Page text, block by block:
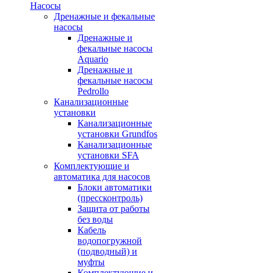
Насосы
Дренажные и фекальные
насосы
Дренажные и
фекальные насосы
Aquario
Дренажные и
фекальные насосы
Pedrollo
Канализационные
установки
Канализационные
установки Grundfos
Канализационные
установки SFA
Комплектующие и
автоматика для насосов
Блоки автоматики
(прессконтроль)
Защита от работы
без воды
Кабель
водопогружной
(подводный) и
муфты